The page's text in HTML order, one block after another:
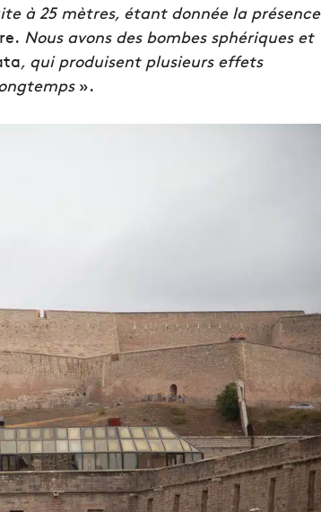
à 25 mètres, étant donnée la présence
Nous avons des bombes sphériques et
, qui produisent plusieurs effets
».